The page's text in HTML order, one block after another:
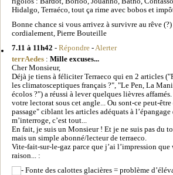
Hidalgo, Terraéco, tout ça rime avec bobos et
Bonne chance si vous arrivez à survivre au rêve
cordialement, Pierre Bouteille
7.11 à 11h42 - Répondre - Alerter
terrAedes : Mille excuses...
Cher Monsieur,
Déjà je tiens à féliciter Terraeco qui en 2 articles
les climatosceptiques français ?", "Le Pen, La
écolos ?") a réussi à lever quelques lièvres
votre lectorat sous cet angle... Ou sont-ce peut-
passage" ciblant les articles adéquats à
m’interroge, c’est tout...
En fait, je suis un Monsieur ! Et je ne suis pas du
mais un simple abonné/lecteur de terraeco.
Vite-fait-sur-le-gaz parce que j’ai l’impression
raison... :
Fonte des calottes glacières = problème